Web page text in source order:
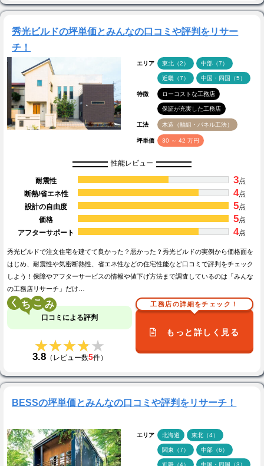
秀光ビルドの坪単価とみんなの口コミや評判をリサー
チ！
エリア 東北（2） 中部（7）
近畿（7） 中国・四国（5）
特徴 ローコストな工務店
保証が充実した工務店
工法 木造（軸組・パネル工法）
坪単価 30 ～ 42 万円
性能レビュー
耐震性 3点
断熱/省エネ性
4点
設計の自由度
5点
価格
5点
アフターサポート
4点
秀光ビルドで注文住宅を建てて良かった？悪かった？秀光ビルドの実例から価格面を
はじめ、耐震性や気密断熱性、省エネ性などの住宅性能など口コミで評判をチェック
しよう！保障やアフターサービスの情報や値下げ方法まで調査しているのは「みんな
の工務店リサーチ」だけ…
く こ
口コミによる評判
★★★★★
★★★★★
3.8（レビュー数5件）
工務店の詳細をチェック！
もっと詳しく見る
BESSの坪単価とみんなの口コミや評判をリサーチ！
エリア 北海道 東北（4）
関東（7） 中部（6）
近畿（4） 中国・四国（3）